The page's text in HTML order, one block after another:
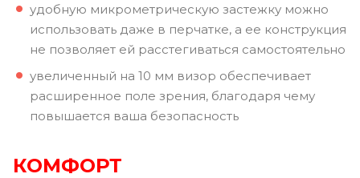
удобную микрометрическую застежку можно
использовать даже в перчатке, а ее конструкция
не позволяет ей расстегиваться самостоятельно
увеличенный на 10 мм визор обеспечивает
расширенное поле зрения, благодаря чему
повышается ваша безопасность
КОМФОРТ